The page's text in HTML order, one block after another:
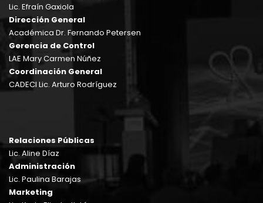
Lic. Efraín Gaxiola
Dirección General
Académica Dr. Fernando Petersen
Gerencia de Control
LAE Mary Carmen Núñez
Coordinación General
CADECI Lic. Arturo Rodríguez
Relaciones Públicas
Lic. Aline Díaz
Administración
Lic. Paulina Barajas
Marketing